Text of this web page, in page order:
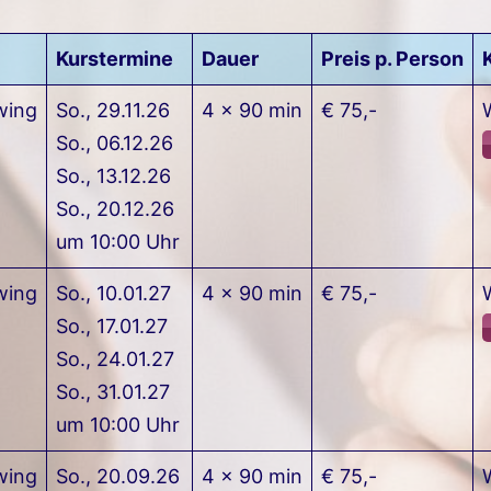
der Tanz weich und gleitend, so wirkt er
und lassen die Zuschauenden
Musik unabhängig voneinander zu interpretieren.
orientiert, entstehen auch
den beiden miteinander Tanzenden
Rolle ein. Besonders ist außerdem, dass nicht in
zwischen "Leader" und "Follower" unterschieden
Jahre an der Westküste der Vereinigten Staaten
der offizielle Tanz des Bundesstaats Kalifornien.
2010 wurde der Tanz auch in Deutschland
"Hotspots" sind zurzeit Freiburg und Düsseldorf,
Kurstermine Dauer Preis p. Person
So., 29.11.26
So., 06.12.26
So., 13.12.26
So., 20.12.26
um 10:00 Uhr
4 x 90 min € 75,-
So., 10.01.27
So., 17.01.27
So., 24.01.27
So., 31.01.27
um 10:00 Uhr
4 x 90 min € 75,-
So., 20.09.26
4 x 90 min € 75,-